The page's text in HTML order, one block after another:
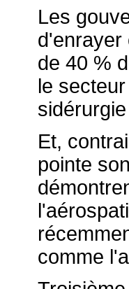
Les
d'enrayer
de 40 %
le
Et,
pointe
comme